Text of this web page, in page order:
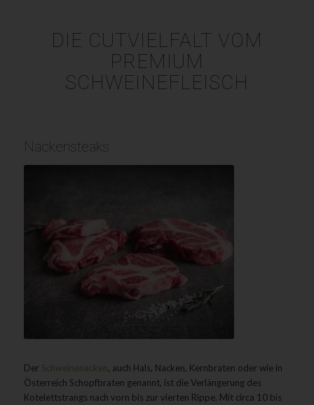
DIE CUTVIELFALT VOM
PREMIUM
SCHWEINEFLEISCH
Nackensteaks
Der Schweinenacken, auch Hals, Nacken, Kernbraten oder wie in
Österreich Schopfbraten genannt, ist die Verlängerung des
Kotelettstrangs nach vorn bis zur vierten Rippe. Mit circa 10 bis